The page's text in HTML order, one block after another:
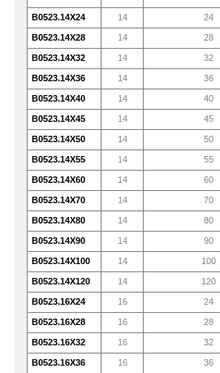
B0523.14X24 14 24
B0523.14X28 14 28
B0523.14X32 14 32
B0523.14X36 14 36
B0523.14X40 14 40
B0523.14X45 14 45
B0523.14X50 14 50
B0523.14X55 14 55
B0523.14X60 14 60
B0523.14X70 14 70
B0523.14X80 14 80
B0523.14X90 14 90
B0523.14X100 14 100
B0523.14X120 14 120
B0523.16X24 16 24
B0523.16X28 16 28
B0523.16X32 16 32
B0523.16X36 16 36